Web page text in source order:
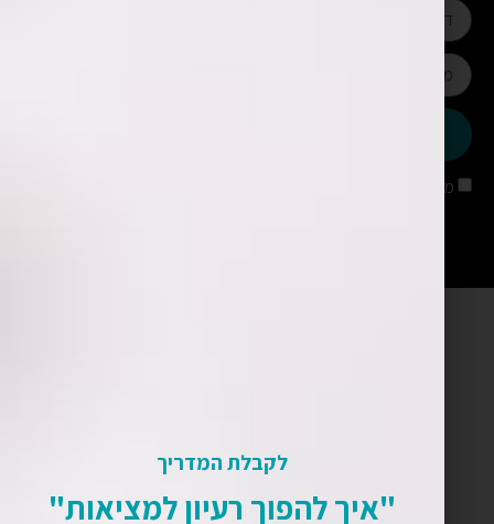
מאשר/ת קבלת עדכונים מאתר שימארה
לקבלת המדריך
"איך להפוך רעיון למציאות"